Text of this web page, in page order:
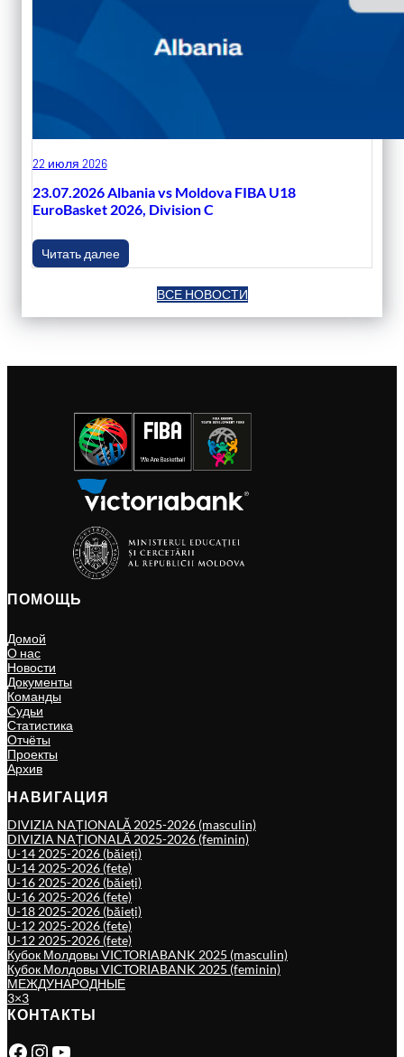
22 июля 2026
23.07.2026 Albania vs Moldova FIBA U18
EuroBasket 2026, Division C
Читать далее
ВСЕ НОВОСТИ
ПОМОЩЬ
Домой
О нас
Новости
Документы
Команды
Судьи
Статистика
Отчёты
Проекты
Архив
НАВИГАЦИЯ
DIVIZIA NAȚIONALĂ 2025-2026 (masculin)
DIVIZIA NAȚIONALĂ 2025-2026 (feminin)
U-14 2025-2026 (băieți)
U-14 2025-2026 (fete)
U-16 2025-2026 (băieți)
U-16 2025-2026 (fete)
U-18 2025-2026 (băieți)
U-12 2025-2026 (fete)
U-12 2025-2026 (fete)
Кубок Молдовы VICTORIABANK 2025 (masculin)
Кубок Молдовы VICTORIABANK 2025 (feminin)
МЕЖДУНАРОДНЫЕ
3×3
КОНТАКТЫ
Facebook Instagram YouTube